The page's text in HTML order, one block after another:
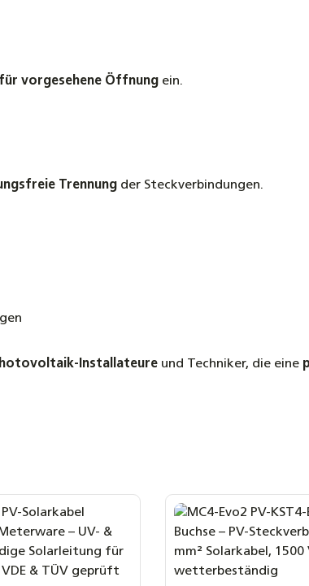
vorgesehene Öffnung ein.
Trennung der Steckverbindungen.
Installateure und Techniker, die eine